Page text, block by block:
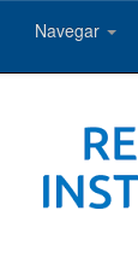
Navegar